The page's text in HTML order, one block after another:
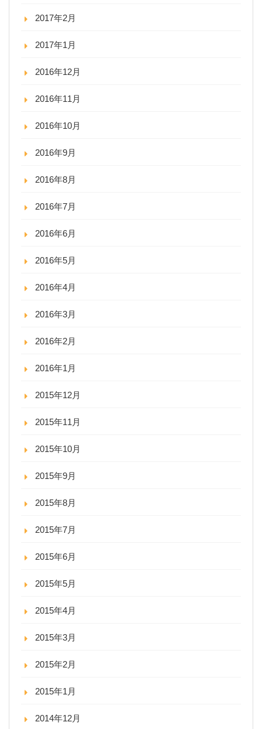
2017年2月
2017年1月
2016年12月
2016年11月
2016年10月
2016年9月
2016年8月
2016年7月
2016年6月
2016年5月
2016年4月
2016年3月
2016年2月
2016年1月
2015年12月
2015年11月
2015年10月
2015年9月
2015年8月
2015年7月
2015年6月
2015年5月
2015年4月
2015年3月
2015年2月
2015年1月
2014年12月